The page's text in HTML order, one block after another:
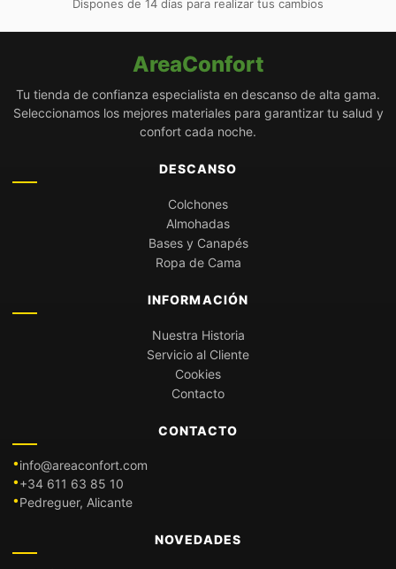
Dispones de 14 días para realizar tus cambios
AreaConfort
Tu tienda de confianza especialista en descanso de alta gama.
Seleccionamos los mejores materiales para garantizar tu salud y
confort cada noche.
DESCANSO
Colchones
Almohadas
Bases y Canapés
Ropa de Cama
INFORMACIÓN
Nuestra Historia
Servicio al Cliente
Cookies
Contacto
CONTACTO
info@areaconfort.com
+34 611 63 85 10
Pedreguer, Alicante
NOVEDADES